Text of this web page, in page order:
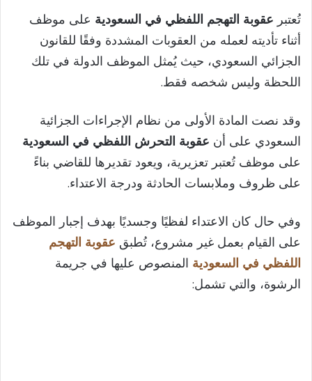
تُعتبر عقوبة التهجم اللفظي في السعودية على موظف
أثناء تأديته لعمله من العقوبات المشددة وفقًا للقانون
الجزائي السعودي، حيث يُمثل الموظف الدولة في تلك
اللحظة وليس شخصه فقط.
وقد نصت المادة الأولى من نظام الإجراءات الجزائية
السعودي على أن عقوبة التحرش اللفظي في السعودية
على موظف تُعتبر تعزيرية، ويعود تقديرها للقاضي بناءً
على ظروف وملابسات الحادثة ودرجة الاعتداء.
وفي حال كان الاعتداء لفظيًا وجسديًا بهدف إجبار الموظف
على القيام بعمل غير مشروع، تُطبق عقوبة التهجم
اللفظي في السعودية المنصوص عليها في جريمة
الرشوة، والتي تشمل: